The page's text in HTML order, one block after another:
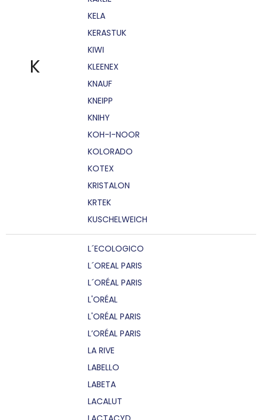
K
KELA
KERASTUK
KIWI
KLEENEX
KNAUF
KNEIPP
KNIHY
KOH-I-NOOR
KOLORADO
KOTEX
KRISTALON
KRTEK
KUSCHELWEICH
L´ECOLOGICO
L´OREAL PARIS
L´ORÉAL PARIS
L'ORÉAL
L'ORÉAL PARIS
L’ORÉAL PARIS
LA RIVE
LABELLO
LABETA
LACALUT